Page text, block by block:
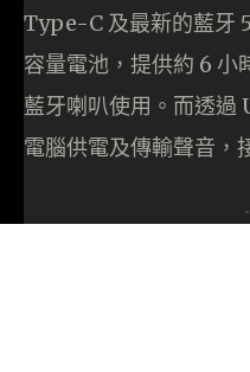
Type-C 及最新的藍牙
容量電池，提供約 6 小
藍牙喇叭使用。而透過
電腦供電及傳輸聲音，